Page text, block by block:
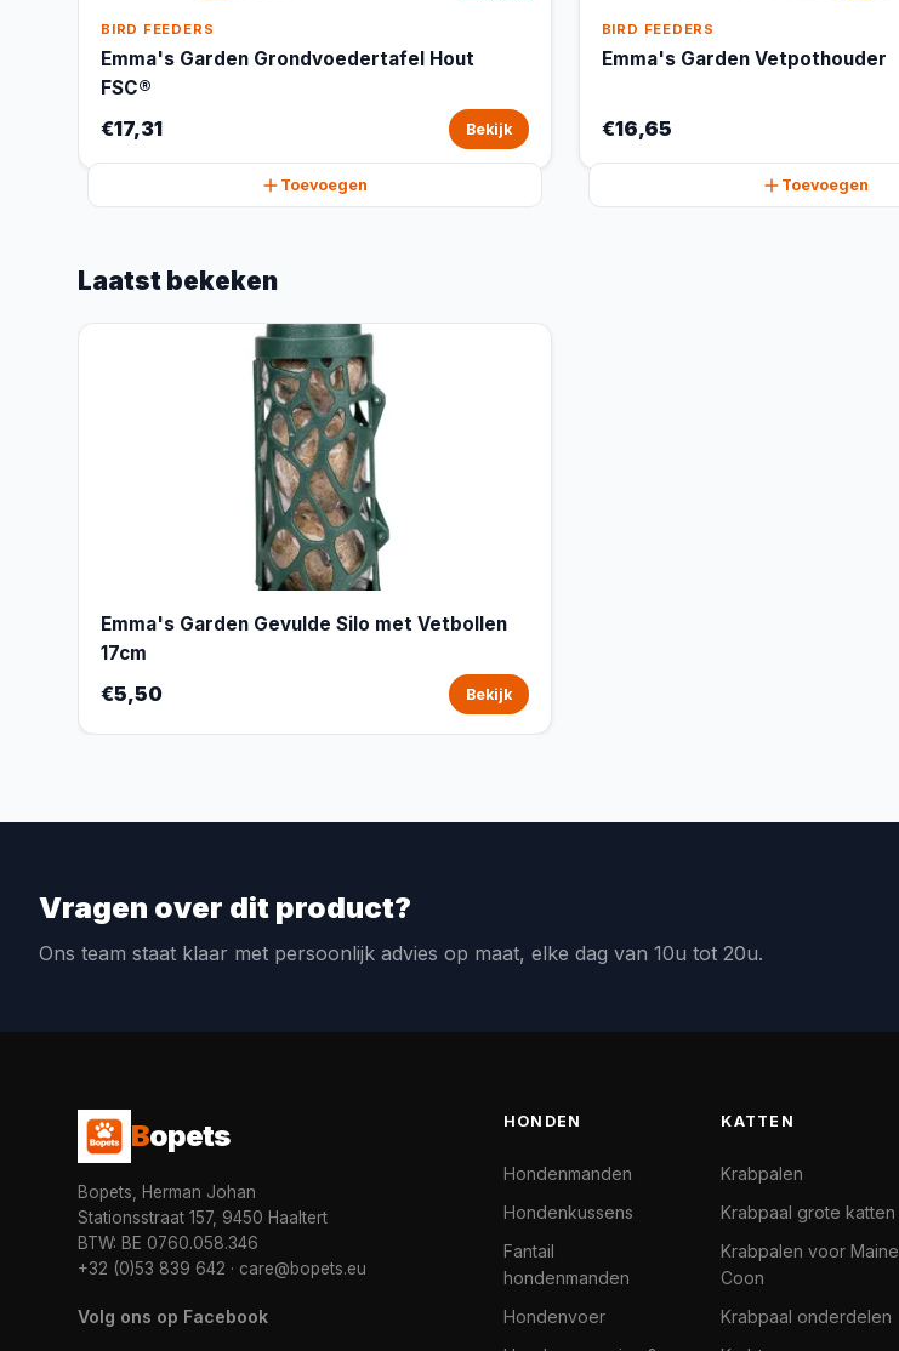
BIRD FEEDERS
Emma's Garden Grondvoedertafel Hout
FSC®
€17,31 Bekijk
Toevoegen
BIRD FEEDERS
Emma's Garden Vetpothouder
€16,65
Toevoegen
Laatst bekeken
Emma's Garden Gevulde Silo met Vetbollen
17cm
€5,50 Bekijk
Vragen over dit product?
Ons team staat klaar met persoonlijk advies op maat, elke dag van 10u tot 20u.
Bopets
Bopets, Herman Johan
Stationsstraat 157, 9450 Haaltert
BTW: BE 0760.058.346
+32 (0)53 839 642 · care@bopets.eu
Volg ons op Facebook
HONDEN
Hondenmanden
Hondenkussens
Fantail
hondenmanden
Hondenvoer
KATTEN
Krabpalen
Krabpaal grote katten
Krabpalen voor Maine
Coon
Krabpaal onderdelen